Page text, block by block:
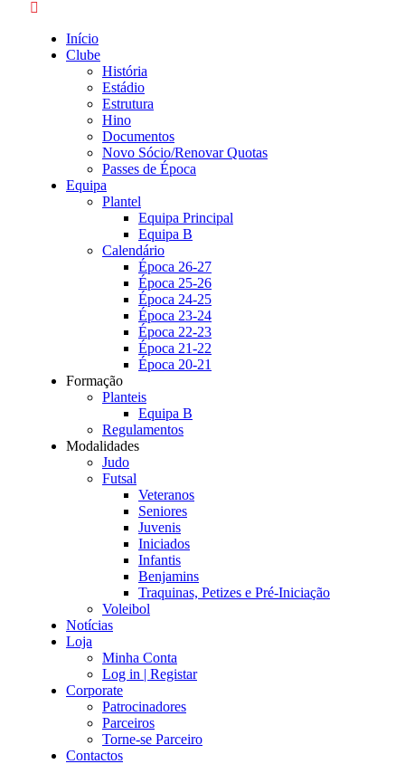
Início
Clube
História
Estádio
Estrutura
Hino
Documentos
Novo Sócio/Renovar Quotas
Passes de Época
Equipa
Plantel
Equipa Principal
Equipa B
Calendário
Época 26-27
Época 25-26
Época 24-25
Época 23-24
Época 22-23
Época 21-22
Época 20-21
Formação
Planteis
Equipa B
Regulamentos
Modalidades
Judo
Futsal
Veteranos
Seniores
Juvenis
Iniciados
Infantis
Benjamins
Traquinas, Petizes e Pré-Iniciação
Voleibol
Notícias
Loja
Minha Conta
Log in | Registar
Corporate
Patrocinadores
Parceiros
Torne-se Parceiro
Contactos